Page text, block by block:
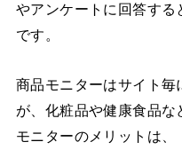
やアンケートに回答す
です。
商品モニターはサイト毎
が、化粧品や健康食品
モニターのメリットは、